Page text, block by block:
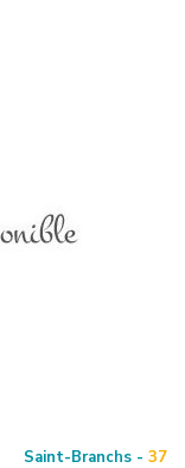
Saint-Branchs - 37